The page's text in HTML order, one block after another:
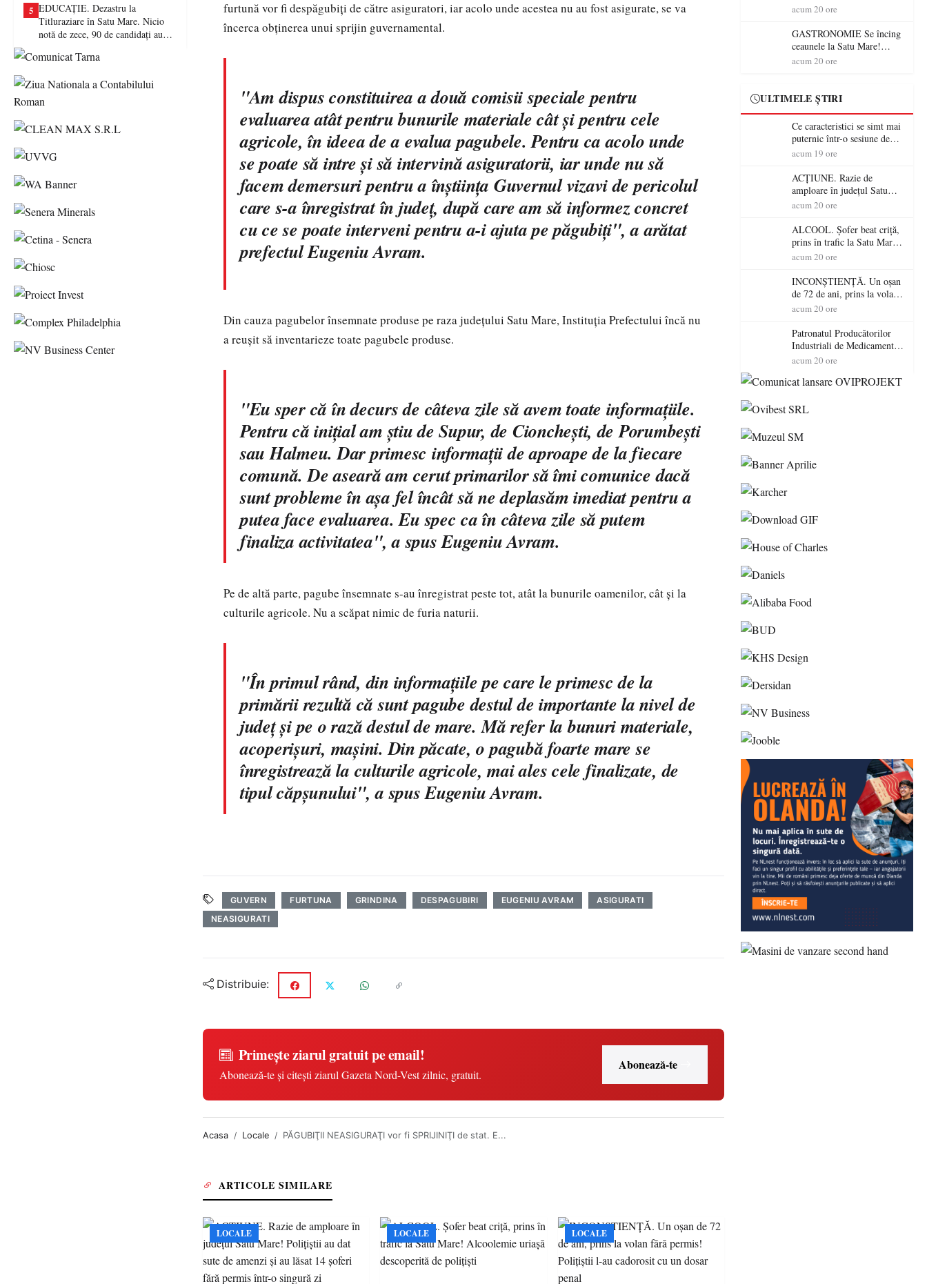
5 EDUCAȚIE. Dezastru la
Titluraziare în Satu Mare. Nicio
notă de zece, 90 de candidați au
furtună vor fi despăgubiţi de către asiguratori, iar acolo unde acestea nu au fost asigurate, se va
încerca obţinerea unui sprijin guvernamental.
"Am dispus constituirea a două comisii speciale pentru
evaluarea atât pentru bunurile materiale cât şi pentru cele
agricole, în ideea de a evalua pagubele. Pentru ca acolo unde
se poate să intre şi să intervină asiguratorii, iar unde nu să
facem demersuri pentru a înştiinţa Guvernul vizavi de pericolul
care s-a înregistrat în judeţ, după care am să informez concret
cu ce se poate interveni pentru a-i ajuta pe păgubiţi", a arătat
prefectul Eugeniu Avram.
Din cauza pagubelor însemnate produse pe raza judeţului Satu Mare, Instituţia Prefectului încă nu
a reuşit să inventarieze toate pagubele produse.
"Eu sper că în decurs de câteva zile să avem toate informaţiile.
Pentru că iniţial am ştiu de Supur, de Cioncheşti, de Porumbeşti
sau Halmeu. Dar primesc informaţii de aproape de la fiecare
comună. De aseară am cerut primarilor să îmi comunice dacă
sunt probleme în aşa fel încât să ne deplasăm imediat pentru a
putea face evaluarea. Eu spec ca în câteva zile să putem
finaliza activitatea", a spus Eugeniu Avram.
Pe de altă parte, pagube însemnate s-au înregistrat peste tot, atât la bunurile oamenilor, cât şi la
culturile agricole. Nu a scăpat nimic de furia naturii.
"În primul rând, din informaţiile pe care le primesc de la
primării rezultă că sunt pagube destul de importante la nivel de
judeţ şi pe o rază destul de mare. Mă refer la bunuri materiale,
acoperişuri, maşini. Din păcate, o pagubă foarte mare se
înregistrează la culturile agricole, mai ales cele finalizate, de
tipul căpşunului", a spus Eugeniu Avram.
GUVERN FURTUNA GRINDINA DESPAGUBIRI EUGENIU AVRAM
ASIGURATI
NEASIGURATI
Distribuie:
Primește ziarul gratuit pe email!
Abonează-te și citești ziarul Gazeta Nord-Vest zilnic, gratuit.
Abonează-te
Acasa Locale PĂGUBIŢII NEASIGURAŢI vor fi SPRIJINIŢI de stat. E...
ARTICOLE SIMILARE
LOCALE LOCALE LOCALE
din România (PRIMER):
energie electrică a fabricilor
de medicamente va pune în
pericol accesul pacienților la
medicamente esențiale
acum 20 ore
GASTRONOMIE Se încing
ceaunele la Satu Mare!
Concursul „Veress Ádám”
jurat de renume
acum 20 ore
ULTIMELE ȘTIRI
Ce caracteristici se simt mai
puternic într-o sesiune de
distracție la sloturi online:
RTP?
acum 19 ore
ACȚIUNE. Razie de
amploare în județul Satu
Mare! Polițiștii au dat sute
șoferi fără permis într-o
singură zi
acum 20 ore
ALCOOL. Șofer beat criță,
prins în trafic la Satu Mare!
Alcoolemie uriașă
acum 20 ore
INCONȘTIENȚĂ. Un oșan
de 72 de ani, prins la volan
fără permis! Polițiștii l-au
acum 20 ore
Patronatul Producătorilor
Industriali de Medicamente
din România (PRIMER):
energie electrică a fabricilor
pericol accesul pacienților la
acum 20 ore